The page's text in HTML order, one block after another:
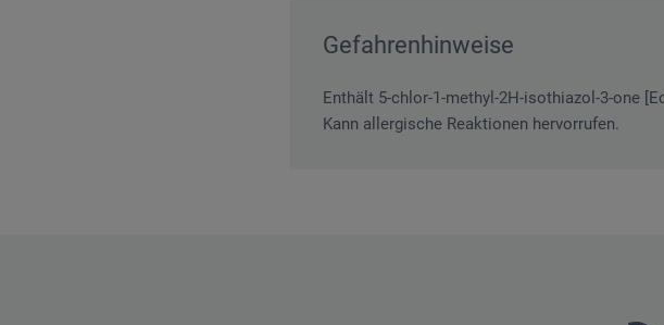
Gefahrenhinweise
Enthält 5-chlor-1-methyl-2H-isothiazol-3-one
Kann allergische Reaktionen hervorrufen.